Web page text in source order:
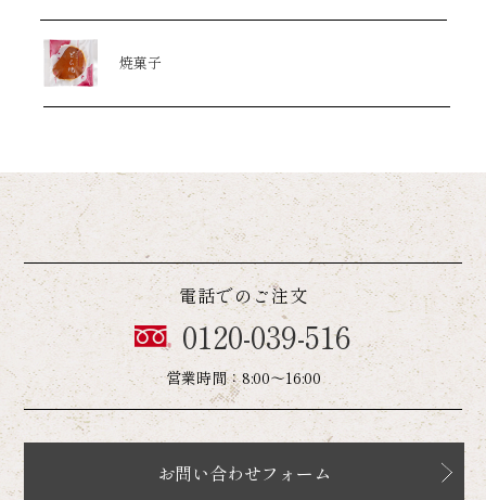
焼菓子
電話でのご注文
0120-039-516
営業時間：8:00～16:00
お問い合わせフォーム